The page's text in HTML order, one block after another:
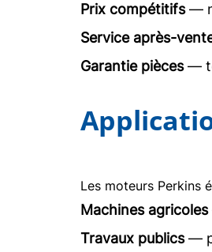
Prix compétitifs—
Service après-
Garantie pièces—
Les moteurs Perkins
Machines agricoles
Travaux publics—